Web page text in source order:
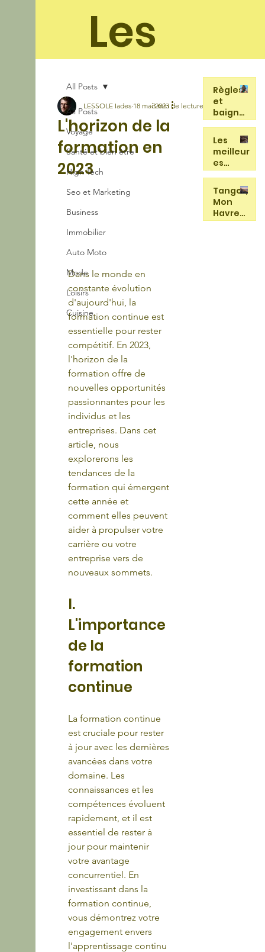
Les
soleil
ades
All Posts
Voyage
Santé et bien être
High Tech
Seo et Marketing
Business
Immobilier
Auto Moto
Mode
Loisirs
Cuisine
All Posts
L'horizon de la
formation en
2023
LESSOLE Iades 18 mai 20233 min de lecture
Dans le monde en
constante évolution
d'aujourd'hui, la
formation continue est
essentielle pour rester
compétitif. En 2023,
l'horizon de la
formation offre de
nouvelles opportunités
passionnantes pour les
individus et les
entreprises. Dans cet
article, nous
explorerons les
tendances de la
formation qui émergent
cette année et
comment elles peuvent
aider à propulser votre
carrière ou votre
entreprise vers de
nouveaux sommets.
I.
L'importance
de la
formation
continue
La formation continue
est cruciale pour rester
à jour avec les dernières
avancées dans votre
domaine. Les
connaissances et les
compétences évoluent
rapidement, et il est
essentiel de rester à
jour pour maintenir
votre avantage
concurrentiel. En
investissant dans la
formation continue,
vous démontrez votre
engagement envers
l'apprentissage continu
Règles
et
baigna
de : le
maillot
de bain
menstr
uel
change
la
donne
Les
meilleur
es
alterna
tives
végétal
iennes
en
Tanger,
Mon
Havre
de Paix